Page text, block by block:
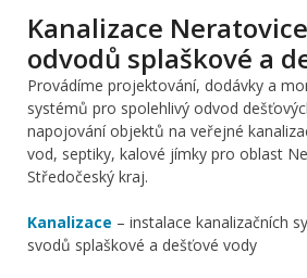
Kanalizace
odvodů splaškové a
Provádíme projektování, dodávky a
systémů pro spolehlivý odvod
napojování objektů na veřejné
vod, septiky, kalové jímky pro oblast
Středočeský kraj.
Kanalizace – instalace kanalizačních
svodů splaškové a dešťové vody